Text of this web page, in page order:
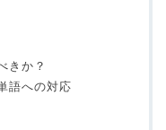
きか？
語への対応